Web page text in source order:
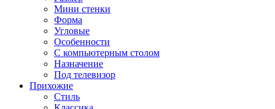
Мини стенки
Форма
Угловые
Особенности
С компьютерным столом
Назначение
Под телевизор
Прихожие
Стиль